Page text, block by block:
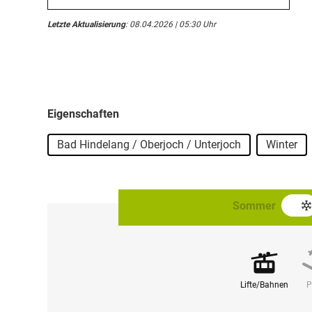
Letzte Aktualisierung: 08.04.2026 | 05:30 Uhr
Eigenschaften
Bad Hindelang / Oberjoch / Unterjoch Winter
Sommer
Lifte/Bahnen